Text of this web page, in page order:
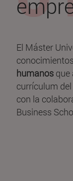
El Máster
humanosque
currículum
con la
Business